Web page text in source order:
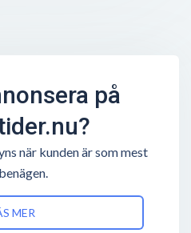
på
när kunden är som mest
MER